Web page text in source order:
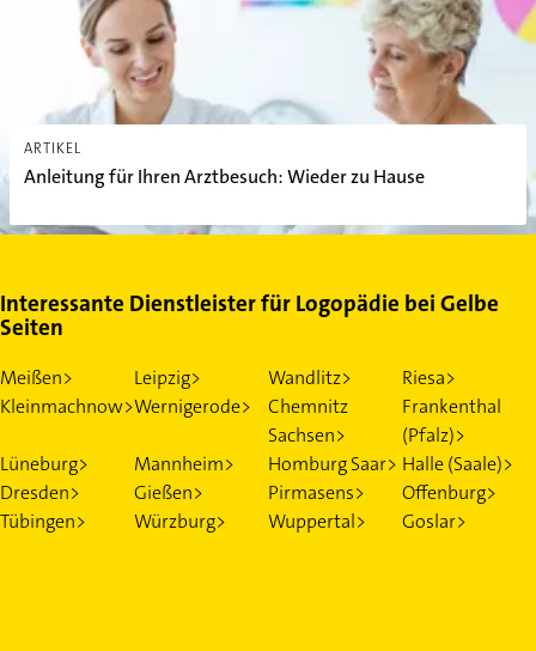
ARTIKEL
Anleitung für Ihren Arztbesuch: Wieder zu Hause
Interessante Dienstleister für Logopädie bei Gelbe
Seiten
Meißen> Leipzig> Wandlitz>
Riesa>
Kleinmachnow>Wernigerode>
Chemnitz
Sachsen>
Frankenthal
(Pfalz)>
Lüneburg>
Mannheim> Homburg Saar> Halle (Saale)>
Dresden>
Gießen> Pirmasens>
Offenburg>
Tübingen>
Würzburg> Wuppertal> Goslar>